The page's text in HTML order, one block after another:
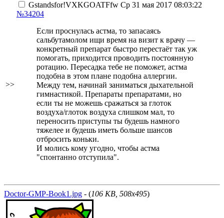
>>
Gstandsfor!VXKGOATFfw Ср 31 мая 2017 08:03:22
№34204
Если проснулась астма, то запасаясь
сальбутамолом ищи время на визит к врачу —
конкретный препарат быстро перестаёт так уж
помогать, приходится проводить постоянную
ротацию. Пересадка тебе не поможет, астма
подобна в этом плане подобна аллергии.
Между тем, начинай заниматься дыхательной
гимнастикой. Препараты препаратами, но
если ты не можешь сражаться за глоток
воздуха/глоток воздуха слишком мал, то
переносить приступы ты будешь намного
тяжелее и будешь иметь больше шансов
отбросить коньки.
И молись кому угодно, чтобы астма
"спонтанно отступила".
Doctor-GMP-Book1.jpg - (106 KB, 508x495)